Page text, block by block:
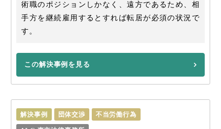
術職のポジションしかなく、遠方であるため、相
手方を継続雇用するとすれば転居が必須の状況で
す。
この解決事例を見る
解決事例 団体交渉 不当労働行為